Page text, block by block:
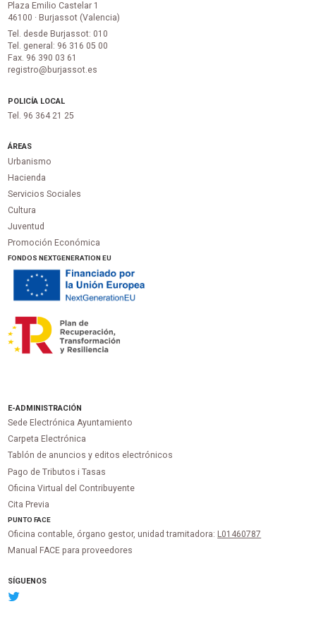
Plaza Emilio Castelar 1
46100 · Burjassot (Valencia)
Tel. desde Burjassot: 010
Tel. general: 96 316 05 00
Fax. 96 390 03 61
registro@burjassot.es
POLICÍA LOCAL
Tel. 96 364 21 25
ÁREAS
Urbanismo
Hacienda
Servicios Sociales
Cultura
Juventud
Promoción Económica
FONDOS NEXTGENERATION EU
E-ADMINISTRACIÓN
Sede Electrónica Ayuntamiento
Carpeta Electrónica
Tablón de anuncios y editos electrónicos
Pago de Tributos i Tasas
Oficina Virtual del Contribuyente
Cita Previa
PUNTOFACE
Oficina contable, órgano gestor, unidad tramitadora: L01460787
Manual FACE para proveedores
SÍGUENOS